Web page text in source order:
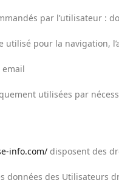
par l’utilisateur :
pour la navigation,
email
utilisées par
info.com/ disposent des
données des Utilisateurs